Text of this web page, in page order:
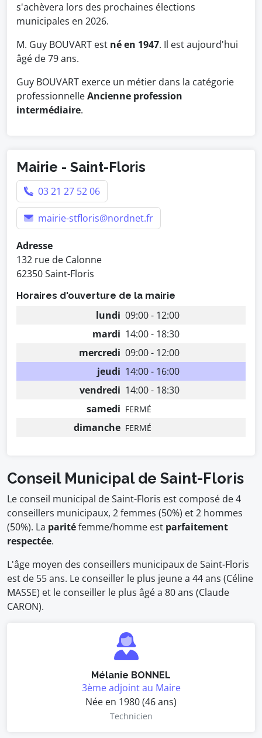
s'achèvera lors des prochaines élections
municipales en 2026.
M. Guy BOUVART est né en 1947. Il est aujourd'hui
âgé de 79 ans.
Guy BOUVART exerce un métier dans la catégorie
professionnelleAncienne profession
intermédiaire.
Mairie - Saint-Floris
03 21 27 52 06
mairie-stfloris@nordnet.fr
Adresse
132 rue de Calonne
62350 Saint-Floris
Horaires d'ouverture de la mairie
lundi 09:00 - 12:00
mardi 14:00 - 18:30
mercredi 09:00 - 12:00
jeudi 14:00 - 16:00
vendredi 14:00 - 18:30
samedi FERMÉ
dimanche FERMÉ
Conseil Municipal de Saint-Floris
Le conseil municipal de Saint-Floris est composé de 4
conseillers municipaux, 2 femmes (50%) et 2 hommes
(50%). La paritéfemme/homme est parfaitement
respectée.
L'âge moyen des conseillers municipaux de Saint-Floris
est de 55 ans. Le conseiller le plus jeune a 44 ans (Céline
MASSE) et le conseiller le plus âgé a 80 ans (Claude
CARON).
Mélanie BONNEL
3ème adjoint au Maire
Née en 1980 (46 ans)
Technicien